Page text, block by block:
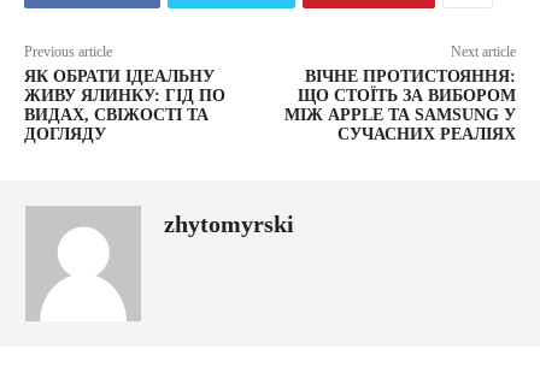
Previous article
ЯК ОБРАТИ ІДЕАЛЬНУ
ЖИВУ ЯЛИНКУ: ГІД ПО
ВИДАХ, СВІЖОСТІ ТА
ДОГЛЯДУ
Next article
ВІЧНЕ ПРОТИСТОЯННЯ:
ЩО СТОЇТЬ ЗА ВИБОРОМ
МІЖ APPLE ТА SAMSUNG У
СУЧАСНИХ РЕАЛІЯХ
zhytomyrski